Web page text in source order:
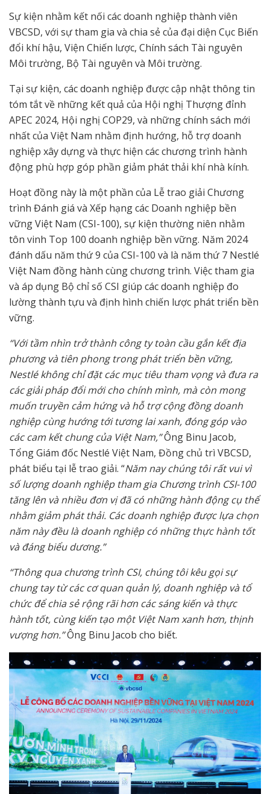
Sự kiện nhằm kết nối các doanh nghiệp thành viên
VBCSD, với sự tham gia và chia sẻ của đại diện Cục Biến
đổi khí hậu, Viện Chiến lược, Chính sách Tài nguyên
Môi trường, Bộ Tài nguyên và Môi trường.
Tại sự kiện, các doanh nghiệp được cập nhật thông tin
tóm tắt về những kết quả của Hội nghị Thượng đỉnh
APEC 2024, Hội nghị COP29, và những chính sách mới
nhất của Việt Nam nhằm định hướng, hỗ trợ doanh
nghiệp xây dựng và thực hiện các chương trình hành
động phù hợp góp phần giảm phát thải khí nhà kính.
Hoạt đồng này là một phần của Lễ trao giải Chương
trình Đánh giá và Xếp hạng các Doanh nghiệp bền
vững Việt Nam (CSI-100), sự kiện thường niên nhằm
tôn vinh Top 100 doanh nghiệp bền vững. Năm 2024
đánh dấu năm thứ 9 của CSI-100 và là năm thứ 7 Nestlé
Việt Nam đồng hành cùng chương trình. Việc tham gia
và áp dụng Bộ chỉ số CSI giúp các doanh nghiệp đo
lường thành tựu và định hình chiến lược phát triển bền
vững.
“Với tầm nhìn trở thành công ty toàn cầu gắn kết địa
phương và tiên phong trong phát triển bền vững,
Nestlé không chỉ đặt các mục tiêu tham vọng và đưa ra
các giải pháp đổi mới cho chính mình, mà còn mong
muốn truyền cảm hứng và hỗ trợ cộng đồng doanh
nghiệp cùng hướng tới tương lai xanh, đóng góp vào
các cam kết chung của Việt Nam,”Ông Binu Jacob,
Tổng Giám đốc Nestlé Việt Nam, Đồng chủ trì VBCSD,
phát biểu tại lễ trao giải. “Năm nay chúng tôi rất vui vì
số lượng doanh nghiệp tham gia Chương trình CSI-100
tăng lên và nhiều đơn vị đã có những hành động cụ thể
nhằm giảm phát thải. Các doanh nghiệp được lựa chọn
năm này đều là doanh nghiệp có những thực hành tốt
và đáng biểu dương.”
“Thông qua chương trình CSI, chúng tôi kêu gọi sự
chung tay từ các cơ quan quản lý, doanh nghiệp và tổ
chức để chia sẻ rộng rãi hơn các sáng kiến và thực
hành tốt, cùng kiến tạo một Việt Nam xanh hơn, thịnh
vượng hơn.”Ông Binu Jacob cho biết.